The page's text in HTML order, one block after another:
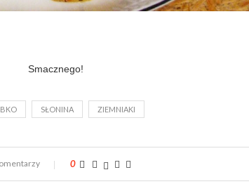
Smacznego!
SŁONINA ZIEMNIAKI
0